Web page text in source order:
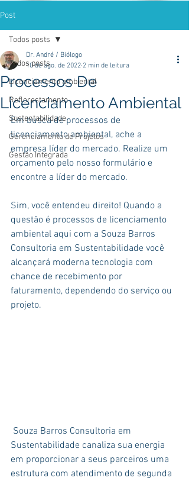
Post
Todos posts
Licenciamento ambiental
Reflorestamento
Sustentabilidade
Gerenciamento de Projetos
Gestão Integrada
Todos posts
Processos De
Licenciamento Ambiental
Dr. André / Biólogo
10 de ago. de 2022 2 min de leitura
Em busca de processos de
licenciamento ambiental, ache a
empresa líder do mercado. Realize um
orçamento pelo nosso formulário e
encontre a líder do mercado.
Sim, você entendeu direito! Quando a
questão é processos de licenciamento
ambiental aqui com a Souza Barros
Consultoria em Sustentabilidade você
alcançará moderna tecnologia com
chance de recebimento por
faturamento, dependendo do serviço ou
projeto.
Sustentabilidade canaliza sua energia
em proporcionar a seus parceiros uma
estrutura com atendimento de segunda